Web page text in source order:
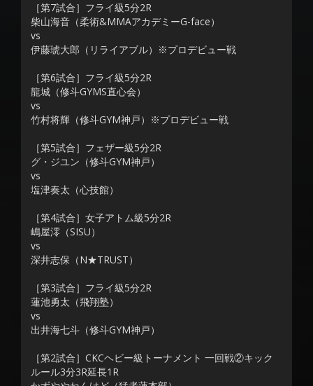
［第7試合］フライ級5分2R
柴山海音（柔術&MMAアカデミーG-face）
vs
伊藤琥大郎（リライアブル）※プロデビュー戦
［第6試合］フライ級5分2R
龍城（修斗GYMS直心会）
vs
竹村将輝（修斗GYM神戸）※プロデビュー戦
［第5試合］フェザー級5分2R
グ・ジユン（修斗GYM神戸）
vs
塩津奏太（心技館）
［第4試合］女子アトム級5分2R
嶋屋澪（SISU）
vs
深井志保（N★TRUST）
［第3試合］フライ級5分2R
蓮池勇太（飛翔塾）
vs
出井海七斗（修斗GYM神戸）
［第2試合］CKCヘビー級トーナメント 一回戦②キック
ルール3分3R延長1R